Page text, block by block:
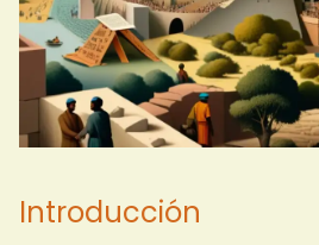
Introducción